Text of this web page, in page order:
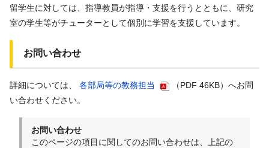
留学生に対しては、指導教員が指導・支援を行うとともに、研究
室の学生等がチューターとして個別に学習を支援しています。
お問い合わせ
詳細については、 各部局等の教務担当
（PDF 46KB）へお問
い合わせください。
お問い合わせ
このページの項目に関してのお問い合わせは、上記の